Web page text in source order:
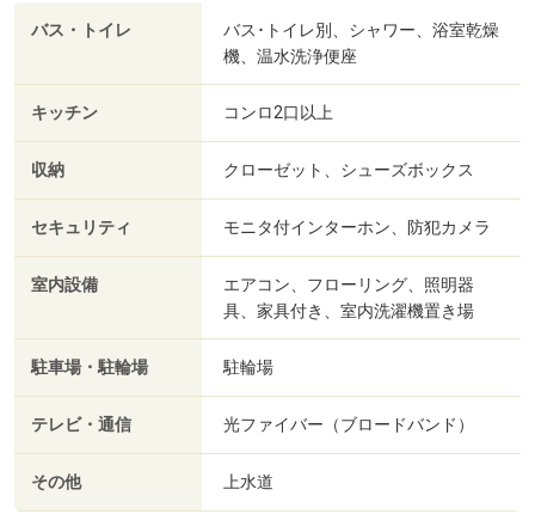
バス・トイレ
バス･トイレ別、シャワー、浴室乾燥
機、温水洗浄便座
キッチン コンロ2口以上
収納 クローゼット、シューズボックス
セキュリティ モニタ付インターホン、防犯カメラ
室内設備
エアコン、フローリング、照明器
具、家具付き、室内洗濯機置き場
駐車場・駐輪場 駐輪場
テレビ・通信 光ファイバー（ブロードバンド）
その他 上水道